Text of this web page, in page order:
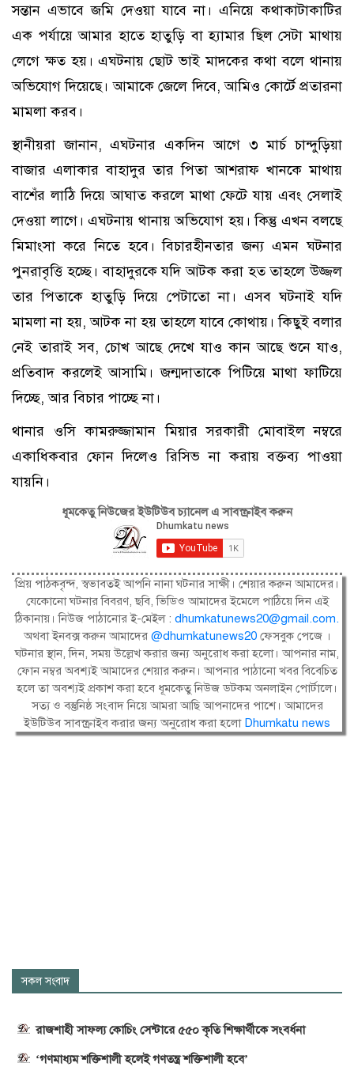
সন্তান এভাবে জমি দেওয়া যাবে না। এনিয়ে কথাকাটাকাটির
এক পর্যায়ে আমার হাতে হাতুড়ি বা হ্যামার ছিল সেটা মাথায়
লেগে ক্ষত হয়। এঘটনায় ছোট ভাই মাদকের কথা বলে থানায়
অভিযোগ দিয়েছে। আমাকে জেলে দিবে, আমিও কোর্টে প্রতারনা
মামলা করব।
স্থানীয়রা জানান, এঘটনার একদিন আগে ৩ মার্চ চান্দুড়িয়া
বাজার এলাকার বাহাদুর তার পিতা আশরাফ খানকে মাথায়
বাশেঁর লাঠি দিয়ে আঘাত করলে মাথা ফেটে যায় এবং সেলাই
দেওয়া লাগে। এঘটনায় থানায় অভিযোগ হয়। কিন্তু এখন বলছে
মিমাংসা করে নিতে হবে। বিচারহীনতার জন্য এমন ঘটনার
পুনরাবৃত্তি হচ্ছে। বাহাদুরকে যদি আটক করা হত তাহলে উজ্জল
তার পিতাকে হাতুড়ি দিয়ে পেটাতো না। এসব ঘটনাই যদি
মামলা না হয়, আটক না হয় তাহলে যাবে কোথায়। কিছুই বলার
নেই তারাই সব, চোখ আছে দেখে যাও কান আছে শুনে যাও,
প্রতিবাদ করলেই আসামি। জন্মদাতাকে পিটিয়ে মাথা ফাটিয়ে
দিচ্ছে, আর বিচার পাচ্ছে না।
থানার ওসি কামরুজ্জামান মিয়ার সরকারী মোবাইল নম্বরে
একাধিকবার ফোন দিলেও রিসিভ না করায় বক্তব্য পাওয়া
যায়নি।
ধূমকেতু নিউজের ইউটিউব চ্যানেল এ সাবস্ক্রাইব করুন
প্রিয় পাঠকবৃন্দ, স্বভাবতই আপনি নানা ঘটনার সাক্ষী। শেয়ার করুন আমাদের।
যেকোনো ঘটনার বিবরণ, ছবি, ভিডিও আমাদের ইমেলে পাঠিয়ে দিন এই
ঠিকানায়। নিউজ পাঠানোর ই-মেইল : dhumkatunews20@gmail.com.
অথবা ইনবক্স করুন আমাদের@dhumkatunews20 ফেসবুক পেজে ।
ঘটনার স্থান, দিন, সময় উল্লেখ করার জন্য অনুরোধ করা হলো। আপনার নাম,
ফোন নম্বর অবশ্যই আমাদের শেয়ার করুন। আপনার পাঠানো খবর বিবেচিত
হলে তা অবশ্যই প্রকাশ করা হবে ধূমকেতু নিউজ ডটকম অনলাইন পোর্টালে।
সত্য ও বস্তুনিষ্ঠ সংবাদ নিয়ে আমরা আছি আপনাদের পাশে। আমাদের
ইউটিউব সাবস্ক্রাইব করার জন্য অনুরোধ করা হলো Dhumkatu news
সকল সংবাদ
রাজশাহী সাফল্য কোচিং সেন্টারে ৫৫০ কৃতি শিক্ষার্থীকে সংবর্ধনা
‘গণমাধ্যম শক্তিশালী হলেই গণতন্ত্র শক্তিশালী হবে’